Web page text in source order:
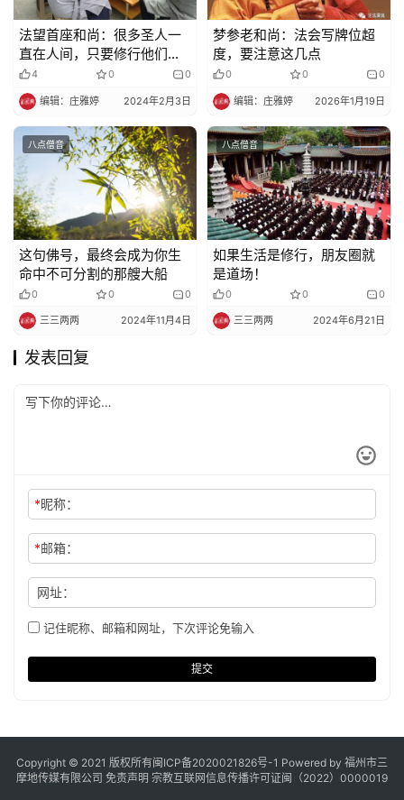
法望首座和尚：很多圣人一
直在人间，只要修行他们会
来保护我们的
4 0 0
编辑：庄雅婷 2024年2月3日
梦参老和尚：​法会写牌位超
度，要注意这几点
0 0 0
编辑：庄雅婷 2026年1月19日
八点僧音
这句佛号，最终会成为你生
命中不可分割的那艘大船
0 0 0
三三两两 2024年11月4日
八点僧音
如果生活是修行，朋友圈就
是道场！
0 0 0
三三两两 2024年6月21日
发表回复
*昵称：
*邮箱：
网址：
记住昵称、邮箱和网址，下次评论免输入
提交
Copyright © 2021 版权所有闽ICP备2020021826号-1 Powered by 福州市三
摩地传媒有限公司 免责声明 宗教互联网信息传播许可证闽（2022）0000019